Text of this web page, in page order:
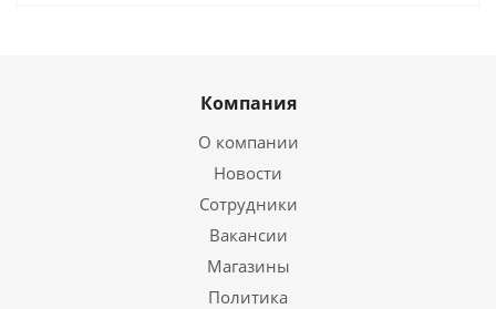
Компания
О компании
Новости
Сотрудники
Вакансии
Магазины
Политика